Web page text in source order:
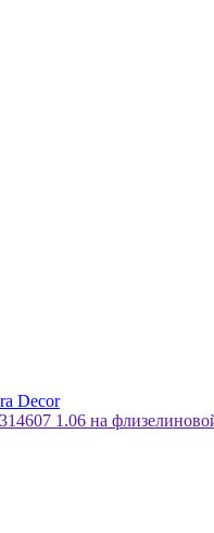
Decor
1.06 на